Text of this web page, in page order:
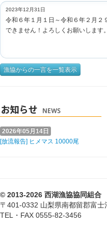
2023年12月31日
令和６年１月１日～令和６年２月２
できません！よろしくお願いします。
漁協からの一言を一覧表示
2026年05月14日
[放流報告] ヒメマス 10000尾
© 2013-2026 西湖漁協協同組合
〒401-0332 山梨県南都留郡富士
TEL・FAX 0555-82-3456